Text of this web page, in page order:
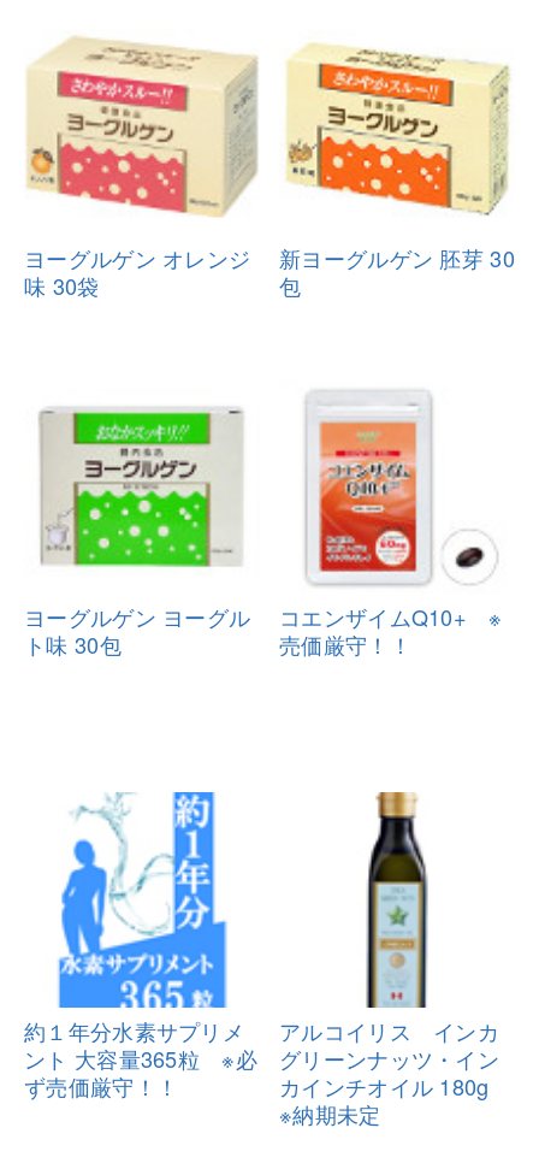
ヨーグルゲン オレンジ
味 30袋
新ヨーグルゲン 胚芽 30
包
ヨーグルゲン ヨーグル
ト味 30包
コエンザイムQ10+ ※
売価厳守！！
約１年分水素サプリメ
ント 大容量365粒 ※必
ず売価厳守！！
アルコイリス インカ
グリーンナッツ・イン
カインチオイル 180g
※納期未定